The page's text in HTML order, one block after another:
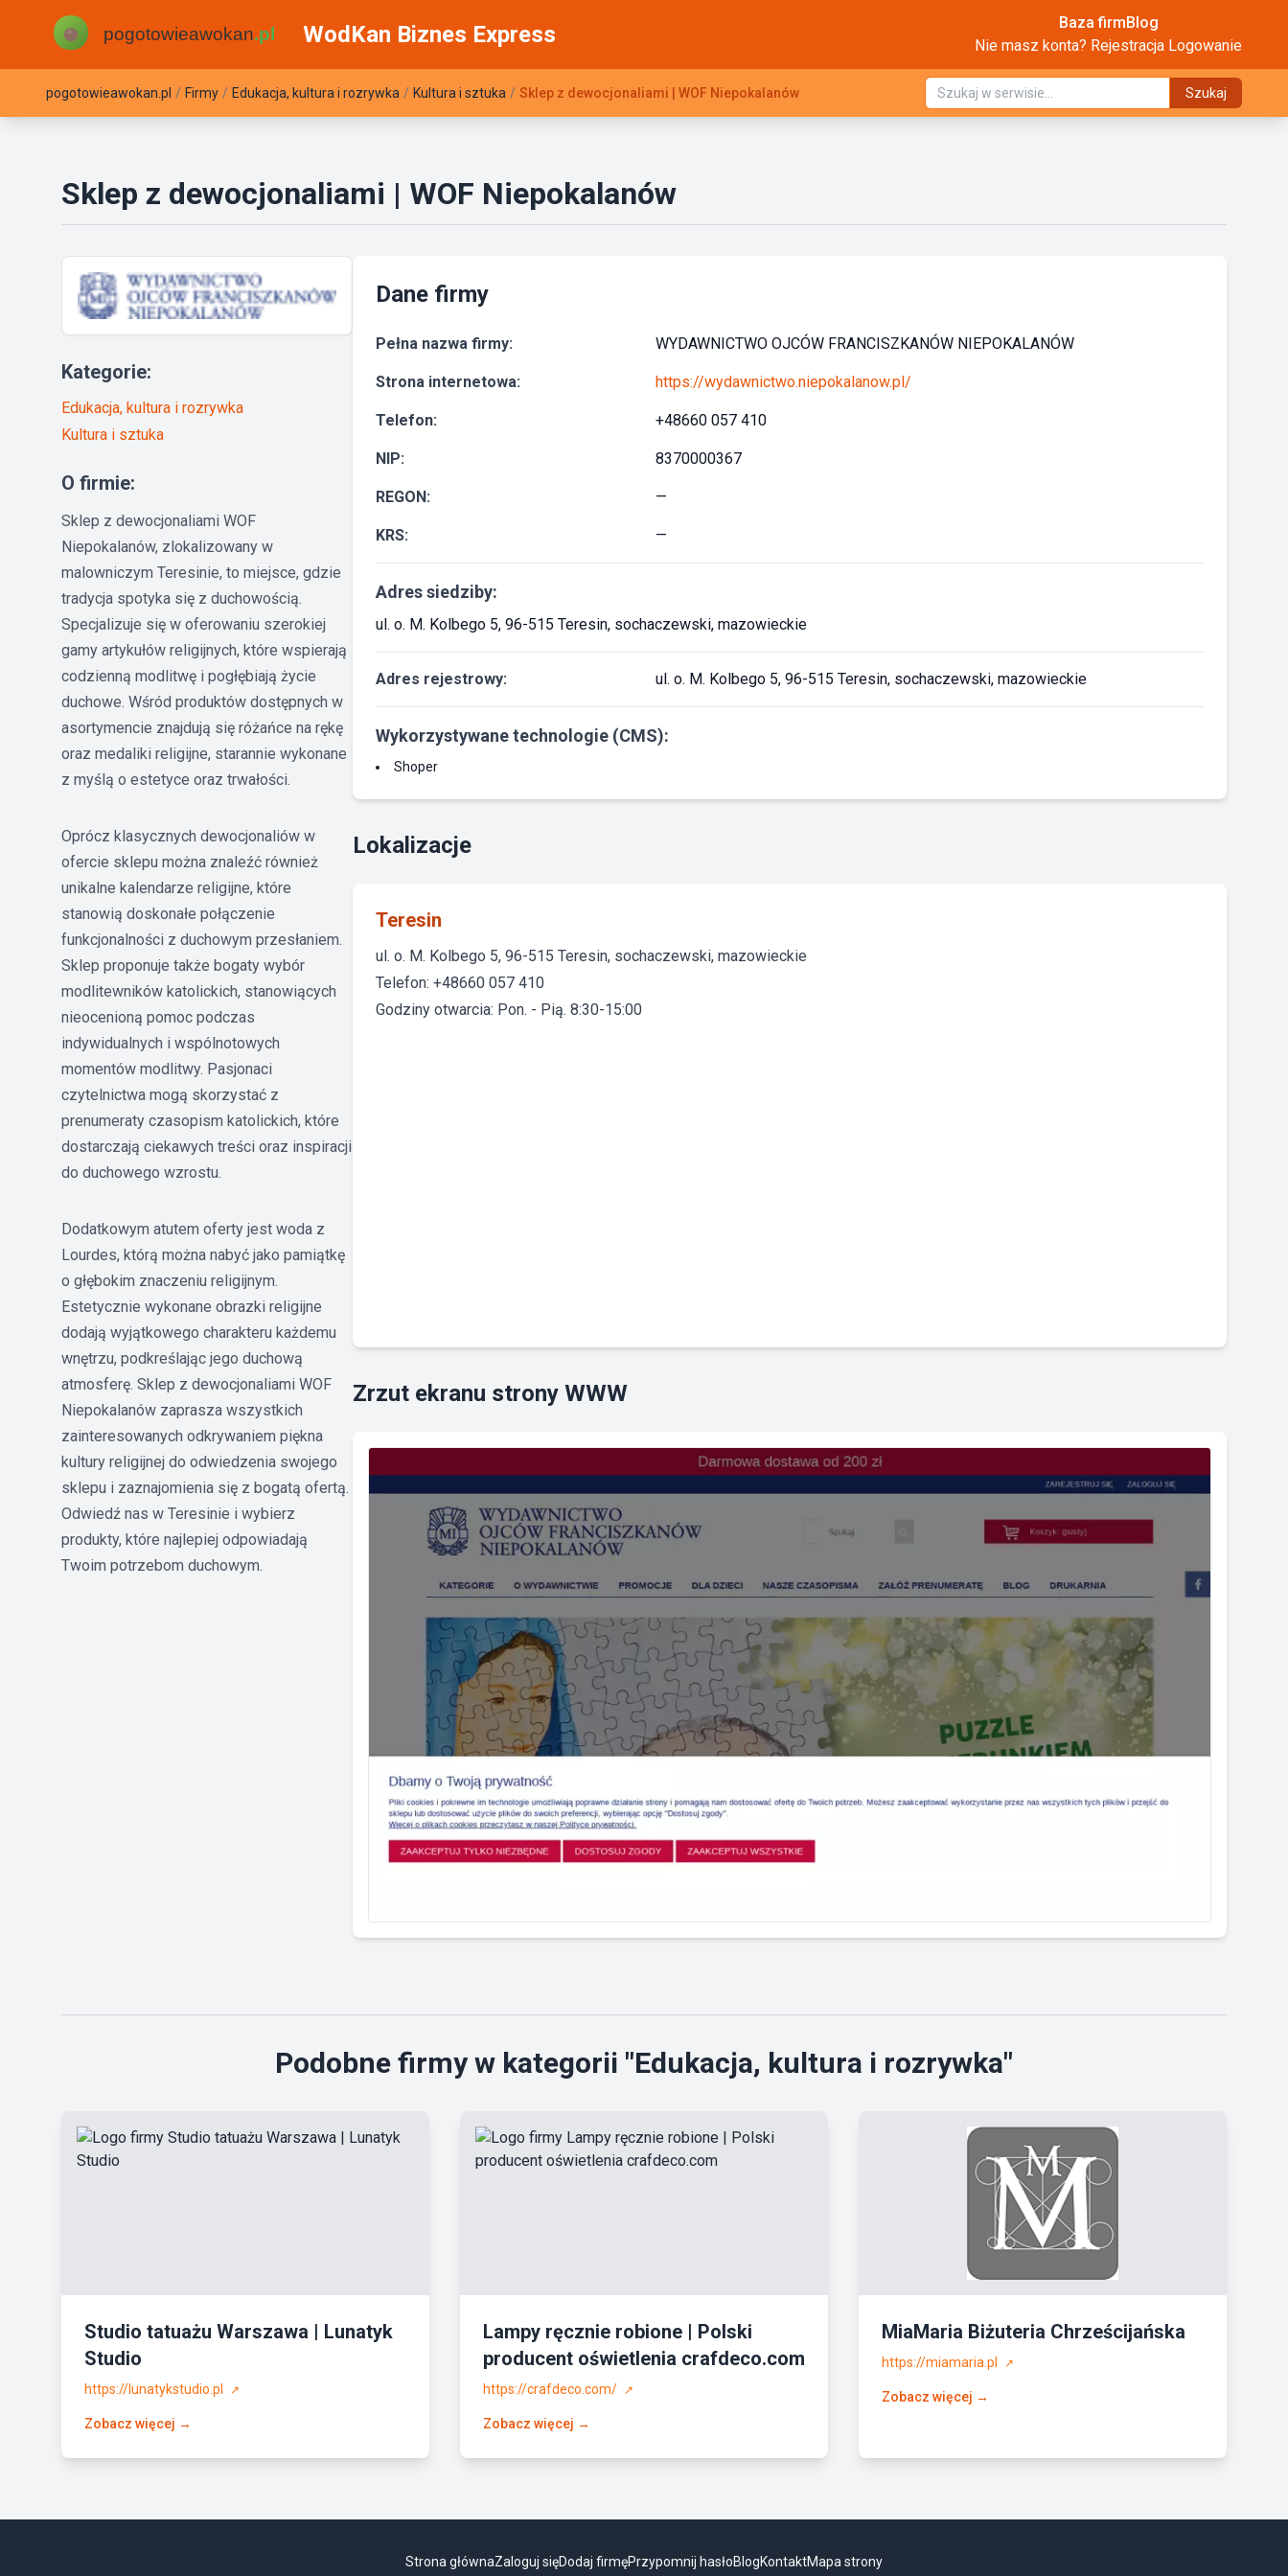
WodKan Biznes Express Baza firmBlog
Nie masz konta? Rejestracja Logowanie
pogotowieawokan.pl / Firmy / Edukacja, kultura i rozrywka / Kultura i sztuka / Sklep z dewocjonaliami | WOF Niepokalanów Szukaj
Sklep z dewocjonaliami | WOF Niepokalanów
Kategorie:
Edukacja, kultura i rozrywka
Kultura i sztuka
O firmie:
Sklep z dewocjonaliami WOF
Niepokalanów, zlokalizowany w
malowniczym Teresinie, to miejsce, gdzie
tradycja spotyka się z duchowością.
Specjalizuje się w oferowaniu szerokiej
gamy artykułów religijnych, które wspierają
codzienną modlitwę i pogłębiają życie
duchowe. Wśród produktów dostępnych w
asortymencie znajdują się różańce na rękę
oraz medaliki religijne, starannie wykonane
z myślą o estetyce oraz trwałości.
Oprócz klasycznych dewocjonaliów w
ofercie sklepu można znaleźć również
unikalne kalendarze religijne, które
stanowią doskonałe połączenie
funkcjonalności z duchowym przesłaniem.
Sklep proponuje także bogaty wybór
modlitewników katolickich, stanowiących
nieocenioną pomoc podczas
indywidualnych i wspólnotowych
momentów modlitwy. Pasjonaci
czytelnictwa mogą skorzystać z
prenumeraty czasopism katolickich, które
dostarczają ciekawych treści oraz inspiracji
do duchowego wzrostu.
Dodatkowym atutem oferty jest woda z
Lourdes, którą można nabyć jako pamiątkę
o głębokim znaczeniu religijnym.
Estetycznie wykonane obrazki religijne
dodają wyjątkowego charakteru każdemu
wnętrzu, podkreślając jego duchową
atmosferę. Sklep z dewocjonaliami WOF
Niepokalanów zaprasza wszystkich
zainteresowanych odkrywaniem piękna
kultury religijnej do odwiedzenia swojego
sklepu i zaznajomienia się z bogatą ofertą.
Odwiedź nas w Teresinie i wybierz
produkty, które najlepiej odpowiadają
Twoim potrzebom duchowym.
Dane firmy
Pełna nazwa firmy: WYDAWNICTWO OJCÓW FRANCISZKANÓW NIEPOKALANÓW
Strona internetowa: https://wydawnictwo.niepokalanow.pl/
Telefon: +48660 057 410
NIP: 8370000367
REGON: —
KRS: —
Adres siedziby:
ul. o. M. Kolbego 5, 96-515 Teresin, sochaczewski, mazowieckie
Adres rejestrowy: ul. o. M. Kolbego 5, 96-515 Teresin, sochaczewski, mazowieckie
Wykorzystywane technologie (CMS):
Shoper
Lokalizacje
Teresin
ul. o. M. Kolbego 5, 96-515 Teresin, sochaczewski, mazowieckie
Telefon: +48660 057 410
Godziny otwarcia: Pon. - Pią. 8:30-15:00
Zrzut ekranu strony WWW
Podobne firmy w kategorii "Edukacja, kultura i rozrywka"
Studio tatuażu Warszawa | Lunatyk
Studio
https://lunatykstudio.pl ↗
Zobacz więcej →
Lampy ręcznie robione | Polski
producent oświetlenia crafdeco.com
https://crafdeco.com/ ↗
Zobacz więcej →
MiaMaria Biżuteria Chrześcijańska
https://miamaria.pl ↗
Zobacz więcej →
Strona głównaZaloguj sięDodaj firmęPrzypomnij hasłoBlogKontaktMapa strony